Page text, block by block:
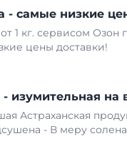
- самые низкие
1 кг. сервисом Озон
цены доставки!
изумительная на
Астраханская
- В меру